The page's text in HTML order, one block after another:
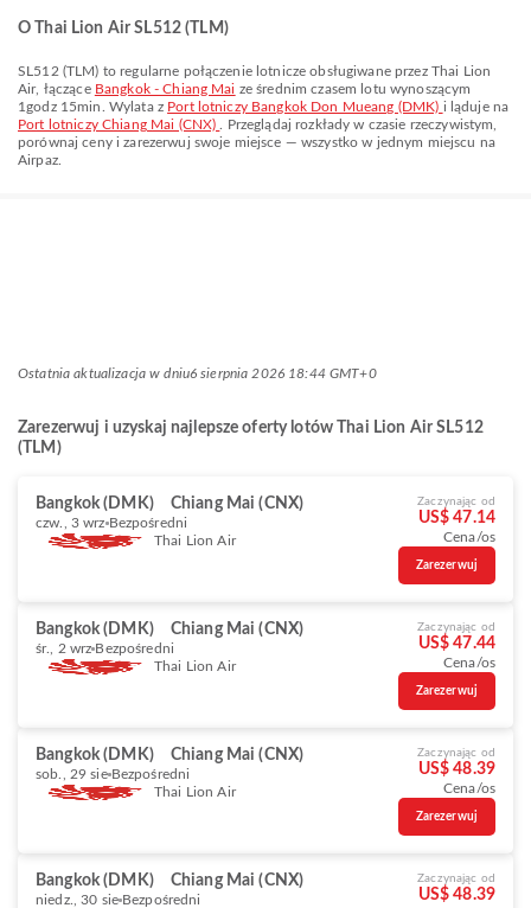
O Thai Lion Air SL512 (TLM)
SL512 (TLM) to regularne połączenie lotnicze obsługiwane przez Thai Lion
Air, łączące Bangkok - Chiang Mai ze średnim czasem lotu wynoszącym
1godz 15min
. Wylata z Port lotniczy Bangkok Don Mueang (DMK) i ląduje na
Port lotniczy Chiang Mai (CNX)
. Przeglądaj rozkłady w czasie rzeczywistym,
porównaj ceny i zarezerwuj swoje miejsce — wszystko w jednym miejscu na
Airpaz.
Ostatnia aktualizacja w dniu6 sierpnia 2026 18:44 GMT+0
Zarezerwuj i uzyskaj najlepsze oferty lotów Thai Lion Air SL512
(TLM)
Bangkok (DMK) Chiang Mai (CNX)
czw., 3 wrz Bezpośredni
Thai Lion Air
Zaczynając od
US$ 47.14
Cena/os
Zarezerwuj
Bangkok (DMK) Chiang Mai (CNX)
śr., 2 wrz Bezpośredni
Thai Lion Air
Zaczynając od
US$ 47.44
Cena/os
Zarezerwuj
Bangkok (DMK) Chiang Mai (CNX)
sob., 29 sie Bezpośredni
Thai Lion Air
Zaczynając od
US$ 48.39
Cena/os
Zarezerwuj
Bangkok (DMK) Chiang Mai (CNX)
niedz., 30 sie Bezpośredni
Zaczynając od
US$ 48.39